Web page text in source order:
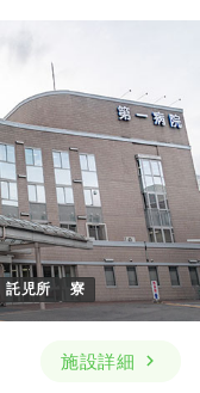
託児所 寮
施設詳細